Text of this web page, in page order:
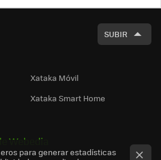
SUBIR
Xataka Móvil
Xataka Smart Home
Webedia
para generar estadísticas